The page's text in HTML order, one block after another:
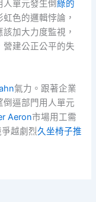
人單元發生倒綠的
色的邏輯悖論，
加大力度監視，
營建公正公平的失
氣力。跟著企業
倒逼部門用人單元
Aeron市場用工需
越劇烈久坐椅子推